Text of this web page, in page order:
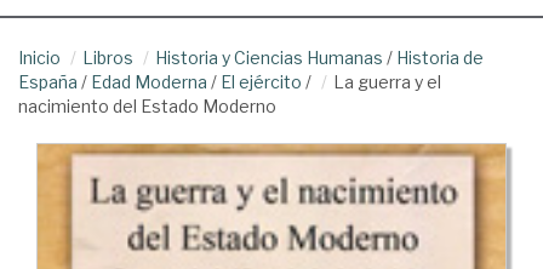
Inicio Libros Historia y Ciencias Humanas / Historia de
España / Edad Moderna / El ejército /
La guerra y el
nacimiento del Estado Moderno